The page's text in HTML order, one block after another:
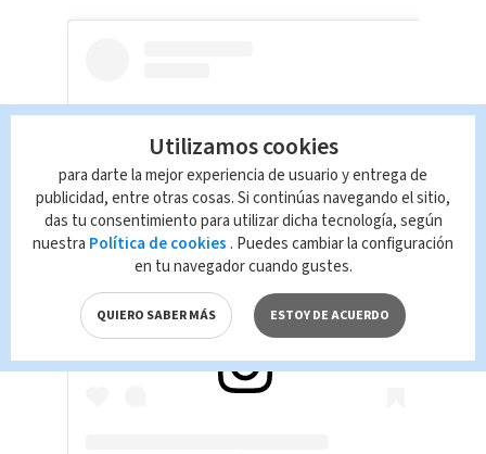
View this post on Instagram
Utilizamos cookies
para darte la mejor experiencia de usuario y entrega de
publicidad, entre otras cosas. Si continúas navegando el sitio,
das tu consentimiento para utilizar dicha tecnología, según
nuestra Política de cookies . Puedes cambiar la configuración
en tu navegador cuando gustes.
QUIERO SABER MÁS ESTOY DE ACUERDO